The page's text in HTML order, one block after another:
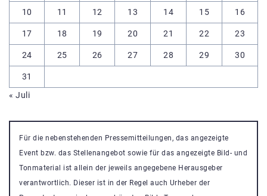
10 11 12 13 14 15 16
17 18 19 20 21 22 23
24 25 26 27 28 29 30
31
« Juli
Für die nebenstehenden Pressemitteilungen, das angezeigte
Event bzw. das Stellenangebot sowie für das angezeigte Bild- und
Tonmaterial ist allein der jeweils angegebene Herausgeber
verantwortlich. Dieser ist in der Regel auch Urheber der